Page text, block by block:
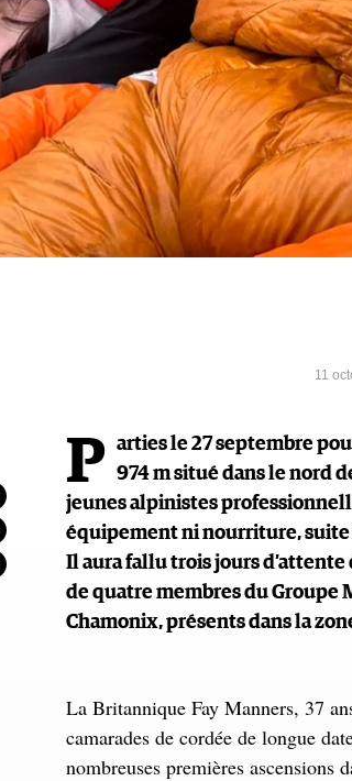
11
P arties le 27 septembre
974 m situé dans le nord
jeunes alpinistes
équipement ni nourriture, suite
Il aura fallu trois jours
de quatre membres du
Chamonix, présents dans la
La Britannique Fay Manners, 37
camarades de cordée de longue
nombreuses premières ascensions